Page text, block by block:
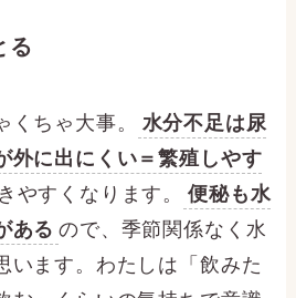
る
ちゃ大事。
水分不足は尿
外に出にくい＝繁殖しやす
やすくなります。
便秘も水
ある ので、季節関係なく水
います。わたしは「飲みた